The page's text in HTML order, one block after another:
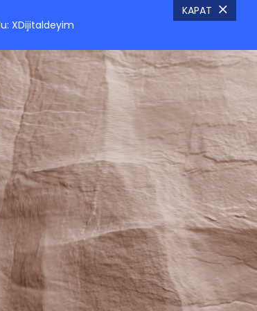
KAPAT
XDijitaldeyim